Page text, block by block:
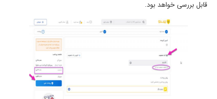
قابل بررسی خواهد بود.